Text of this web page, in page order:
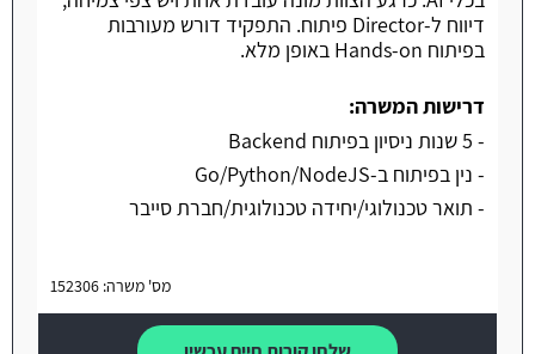
דיווח ל-Director פיתוח. התפקיד דורש מעורבות
בפיתוח Hands-on באופן מלא.
דרישות המשרה:
- 5 שנות ניסיון בפיתוח Backend
- נין בפיתוח ב-Go/Python/NodeJS
- תואר טכנולוגי/יחידה טכנולוגית/חברת סייבר
מס' משרה: 152306